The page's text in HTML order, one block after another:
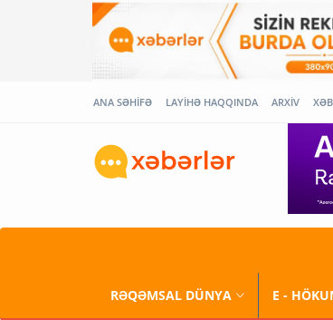
ANA SƏHİFƏ LAYİHƏ HAQQINDA ARXİV
RƏQƏMSAL DÜNYA E -